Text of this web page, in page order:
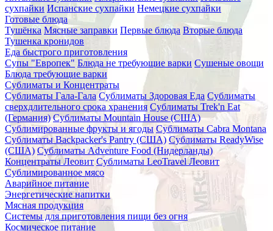
сухпайки Испанские сухпайки Немецкие сухпайки
Готовые блюда
Тушёнка Мясные заправки Первые блюда Вторые блюда
Тушенка кронидов
Еда быстрого приготовления
Супы "Европек" Блюда не требующие варки Сушеные овощи
Блюда требующие варки
Сублиматы и Концентраты
Сублиматы Гала-Гала Сублиматы Здоровая Еда Сублиматы
сверхдлительного срока хранения Сублиматы Trek'n Eat
(Германия) Сублиматы Mountain House (США)
Сублимированные фрукты и ягоды Сублиматы Cabra Montana
Сублиматы Backpacker's Pantry (США) Сублиматы ReadyWise
(США) Сублиматы Adventure Food (Нидерланды)
Концентраты Леовит Сублиматы LeoTravel Леовит
Сублимированное мясо
Аварийное питание
Энергетические напитки
Мясная продукция
Системы для приготовления пищи без огня
Космическое питание